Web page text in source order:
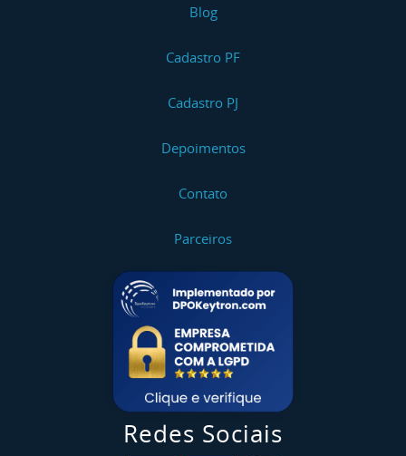
Blog
Cadastro PF
Cadastro PJ
Depoimentos
Contato
Parceiros
Redes Sociais